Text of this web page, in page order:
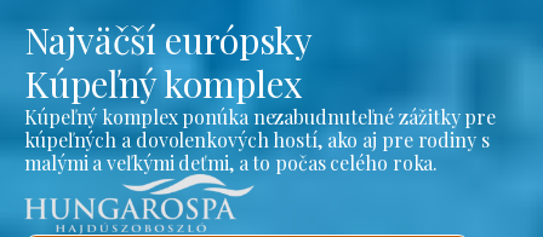
Najväčší európsky
Kúpeľný komplex
Kúpeľný komplex ponúka nezabudnuteľné zážitky pre
kúpeľných a dovolenkových hostí, ako aj pre rodiny s
malými a veľkými deťmi, a to počas celého roka.